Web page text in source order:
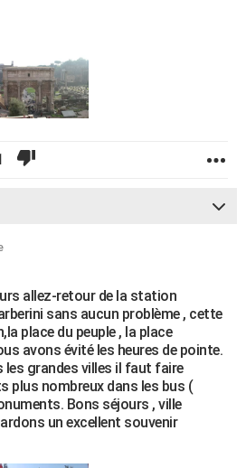
allez-retour de la station
sans aucun problème , cette
place du peuple , la place
avons évité les heures de pointe.
grandes villes il faut faire
plus nombreux dans les bus (
Bons séjours , ville
un excellent souvenir